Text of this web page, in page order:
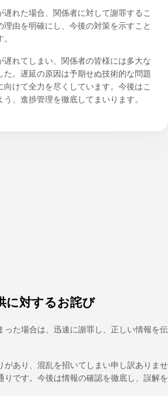
遅れた場合、関係者に対して謝罪するこ
理由を明確にし、今後の対策を示すこと
遅れてしまい、関係者の皆様には多大な
た。遅延の原因は予期せぬ技術的な問題
向けて全力を尽くしています。今後はこ
、進捗管理を徹底してまいります。
に対するお詫び
った場合は、迅速に謝罪し、正しい情報を伝
があり、混乱を招いてしまい申し訳ありませ
りです。今後は情報の確認を徹底し、誤解を